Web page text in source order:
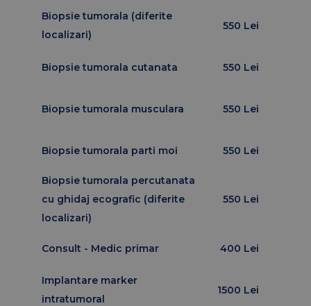
Biopsie tumorala (diferite
localizari)
550 Lei
Biopsie tumorala cutanata 550 Lei
Biopsie tumorala musculara 550 Lei
Biopsie tumorala parti moi 550 Lei
Biopsie tumorala percutanata
cu ghidaj ecografic (diferite
localizari)
550 Lei
Consult - Medic primar 400 Lei
Implantare marker
intratumoral
1500 Lei